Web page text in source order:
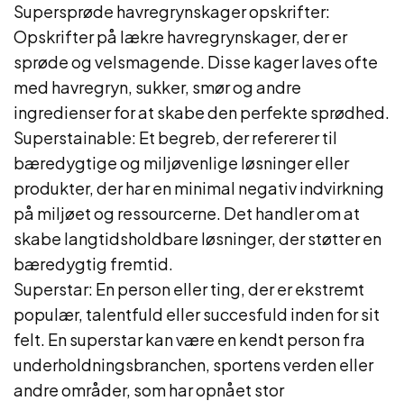
Supersprøde havregrynskager opskrifter:
Opskrifter på lækre havregrynskager, der er
sprøde og velsmagende. Disse kager laves ofte
med havregryn, sukker, smør og andre
ingredienser for at skabe den perfekte sprødhed.
Superstainable: Et begreb, der refererer til
bæredygtige og miljøvenlige løsninger eller
produkter, der har en minimal negativ indvirkning
på miljøet og ressourcerne. Det handler om at
skabe langtidsholdbare løsninger, der støtter en
bæredygtig fremtid.
Superstar: En person eller ting, der er ekstremt
populær, talentfuld eller succesfuld inden for sit
felt. En superstar kan være en kendt person fra
underholdningsbranchen, sportens verden eller
andre områder, som har opnået stor